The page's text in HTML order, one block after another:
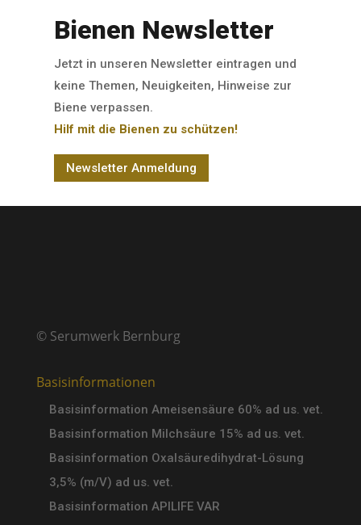
Bienen Newsletter
Jetzt in unseren Newsletter eintragen und
keine Themen, Neuigkeiten, Hinweise zur
Biene verpassen.
Hilf mit die Bienen zu schützen!
Newsletter Anmeldung
© Serumwerk Bernburg
Basisinformationen
Basisinformation Ameisensäure 60% ad us. vet.
Basisinformation Milchsäure 15% ad us. vet.
Basisinformation Oxalsäuredihydrat-Lösung
3,5% (m/V) ad us. vet.
Basisinformation APILIFE VAR